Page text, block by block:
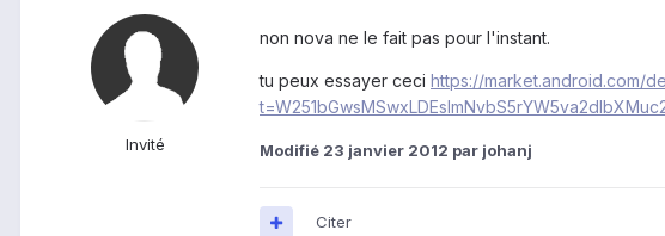
Invité
non nova ne le fait pas pour l'instant.
tu peux essayer ceci https://market.android.com/
Modifié 23 janvier 2012 par johanj
Citer